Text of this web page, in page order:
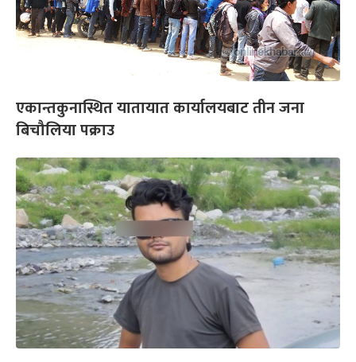
एकान्तकुनास्थित यातायात कार्यालयबाट तीन जना
बिचौलिया पक्राउ